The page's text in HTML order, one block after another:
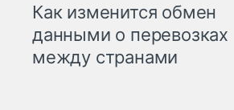
Как изменится обмен
данными о перевозках
между странами